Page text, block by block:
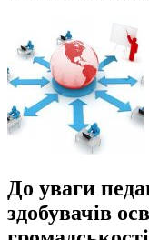
До уваги
здобувачів